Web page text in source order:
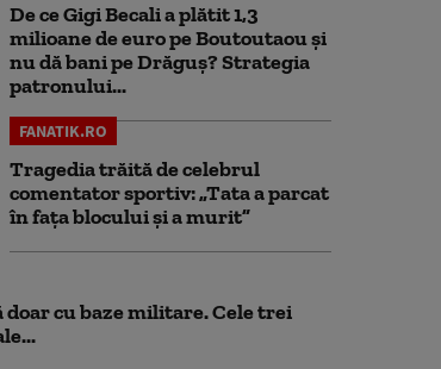
De ce Gigi Becali a plătit 1,3
milioane de euro pe Boutoutaou și
nu dă bani pe Drăguș? Strategia
patronului...
FANATIK.RO
Tragedia trăită de celebrul
comentator sportiv: „Tata a parcat
în fața blocului și a murit”
doar cu baze militare. Cele trei